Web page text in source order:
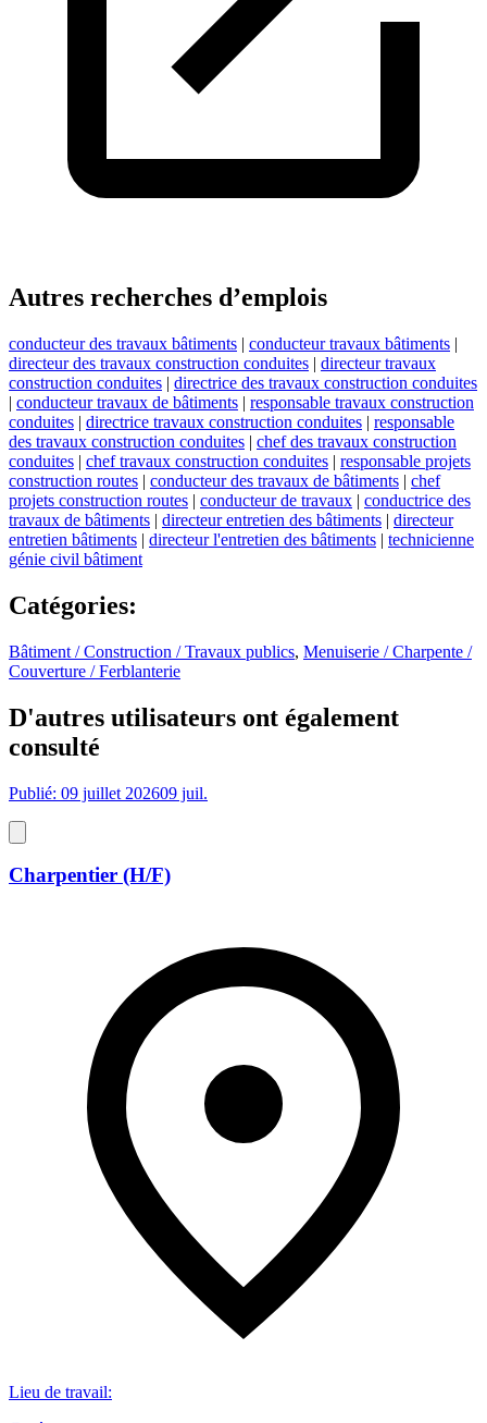
Autres recherches d’emplois
conducteur des travaux bâtiments | conducteur travaux bâtiments |
directeur des travaux construction conduites | directeur travaux
construction conduites | directrice des travaux construction conduites
| conducteur travaux de bâtiments | responsable travaux construction
conduites | directrice travaux construction conduites | responsable
des travaux construction conduites | chef des travaux construction
conduites | chef travaux construction conduites | responsable projets
construction routes | conducteur des travaux de bâtiments | chef
projets construction routes | conducteur de travaux | conductrice des
travaux de bâtiments | directeur entretien des bâtiments | directeur
entretien bâtiments | directeur l'entretien des bâtiments | technicienne
génie civil bâtiment
Catégories:
Bâtiment / Construction / Travaux publics, Menuiserie / Charpente /
Couverture / Ferblanterie
D'autres utilisateurs ont également
consulté
Publié: 09 juillet 202609 juil.
Charpentier (H/F)
Lieu de travail: